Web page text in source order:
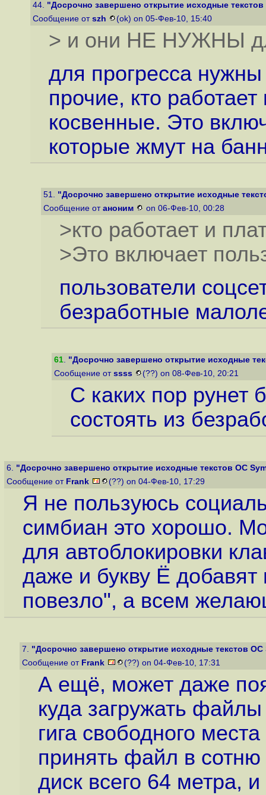
44. "Досрочно завершено открытие исходные
Сообщение от szh (ok) on 05-Фев-10, 15:40
> и они НЕ НУЖНЫ
для прогресса
прочие, кто
косвенные. Это
которые жмут на
51. "Досрочно завершено открытие исходные
Сообщение от аноним on 06-Фев-10, 00:28
>кто работает и
>Это включает
пользователи
безработные
61. "Досрочно завершено открытие исходные
Сообщение от ssss (??) on 08-Фев-10, 20:21
С каких пор рунет
состоять из
6. "Досрочно завершено открытие исходные текстов ОС
Сообщение от Frank (??) on 04-Фев-10, 17:29
Я не пользуюсь
симбиан это хорошо.
для автоблокировки
даже и букву Ё добавят
повезло", а всем
7. "Досрочно завершено открытие исходные текстов ОС
Сообщение от Frank (??) on 04-Фев-10, 17:31
А ещё, может даже
куда загружать
гига свободного
принять файл в сотню
диск всего 64 метра,